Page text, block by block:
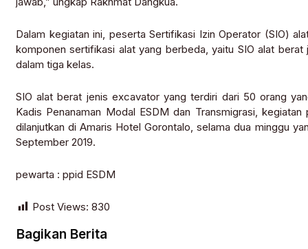
Dalam kegiatan ini, peserta Sertifikasi Izin Operator (SIO)
komponen sertifikasi alat yang berbeda, yaitu SIO alat
dalam tiga kelas.
SIO alat berat jenis excavator yang terdiri dari 50 orang
Kadis Penanaman Modal ESDM dan Transmigrasi,
dilanjutkan di Amaris Hotel Gorontalo, selama dua minggu
September 2019.
pewarta : ppid ESDM
Post Views: 830
Bagikan Berita